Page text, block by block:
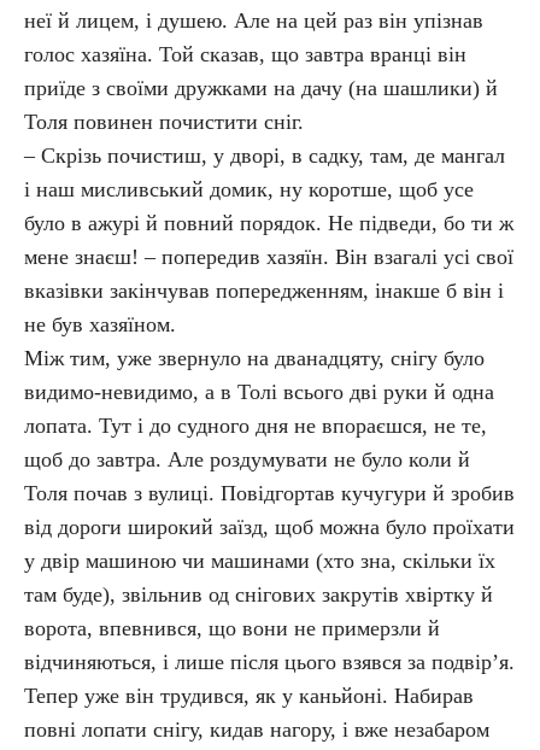
неї й лицем, і душею. Але на цей раз він упізнав
голос хазяїна. Той сказав, що завтра вранці він
приїде з своїми дружками на дачу (на шашлики) й
Толя повинен почистити сніг.
– Скрізь почистиш, у дворі, в садку, там, де мангал
і наш мисливський домик, ну коротше, щоб усе
було в ажурі й повний порядок. Не підведи, бо ти ж
мене знаєш! – попередив хазяїн. Він взагалі усі свої
вказівки закінчував попередженням, інакше б він і
не був хазяїном.
Між тим, уже звернуло на дванадцяту, снігу було
видимо-невидимо, а в Толі всього дві руки й одна
лопата. Тут і до судного дня не впораєшся, не те,
щоб до завтра. Але роздумувати не було коли й
Толя почав з вулиці. Повідгортав кучугури й зробив
від дороги широкий заїзд, щоб можна було проїхати
у двір машиною чи машинами (хто зна, скільки їх
там буде), звільнив од снігових закрутів хвіртку й
ворота, впевнився, що вони не примерзли й
відчиняються, і лише після цього взявся за подвір’я.
Тепер уже він трудився, як у каньйоні. Набирав
повні лопати снігу, кидав нагору, і вже незабаром